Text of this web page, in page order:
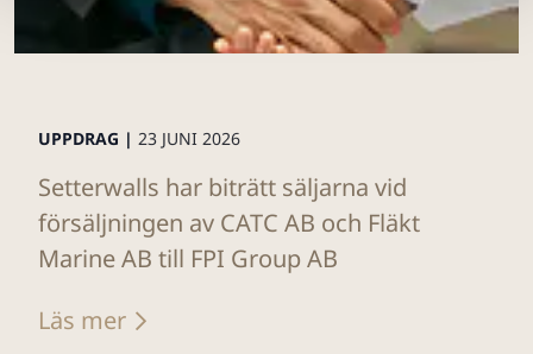
UPPDRAG | 23 JUNI 2026
Setterwalls har biträtt säljarna vid
försäljningen av CATC AB och Fläkt
Marine AB till FPI Group AB
Läs mer